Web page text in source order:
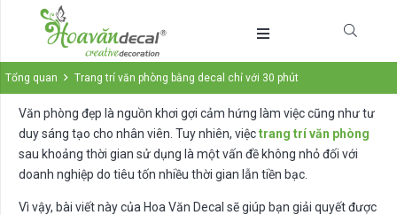
Tổng quan Trang trí văn phòng bằng decal chỉ với 30 phút
Văn phòng đẹp là nguồn khơi gợi cảm hứng làm việc cũng như tư
duy sáng tạo cho nhân viên. Tuy nhiên, việctrang trí văn phòng
sau khoảng thời gian sử dụng là một vấn đề không nhỏ đối với
doanh nghiệp do tiêu tốn nhiều thời gian lẫn tiền bạc.
Vì vậy, bài viết này của Hoa Văn Decal sẽ giúp bạn giải quyết được